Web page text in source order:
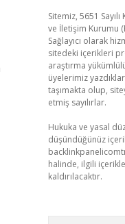
Sitemiz, 5651
ve İletişim Kurumu
Sağlayıcı olarak
sitedeki içerikleri
araştırma
üyelerimiz
taşımakta olup,
etmiş sayılırlar.
Hukuka ve yasal
düşündüğünüz
halinde, ilgili
kaldırılacaktır.